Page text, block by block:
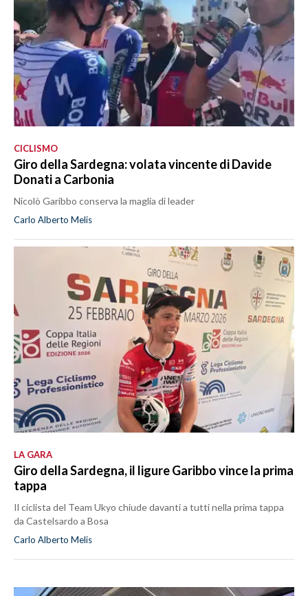
CICLISMO
Giro della Sardegna: volata vincente di Davide
Donati a Carbonia
Nicolò Garibbo conserva la maglia di leader
Carlo Alberto Melis
LA GARA
Giro della Sardegna, il ligure Garibbo vince la prima
tappa
Il ciclista del Team Ukyo chiude davanti a tutti nella prima tappa
da Castelsardo a Bosa
Carlo Alberto Melis